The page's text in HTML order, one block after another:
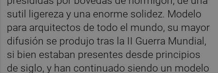
sutil ligereza y una enorme solidez. Modelo
para arquitectos de todo el mundo, su mayor
difusión se produjo tras la II Guerra Mundial,
si bien estaban presentes desde principios
de siglo, y han continuado siendo un modelo